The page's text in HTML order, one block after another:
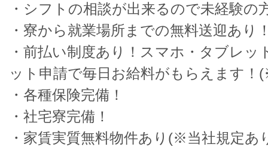
・シフトの相談が出来るので未経験の
・寮から就業場所までの無料送迎あり
・前払い制度あり！スマホ・タブレッ
ット申請で毎日お給料がもらえます
・各種保険完備！
・社宅寮完備！
・家賃実質無料物件あり(※当社規定あ